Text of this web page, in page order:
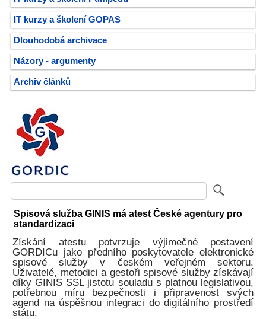
IT kurzy a školení GOPAS
Dlouhodobá archivace
Názory - argumenty
Archiv článků
Spisová služba GINIS má atest České agentury pro
standardizaci
Získání atestu potvrzuje výjimečné postavení
GORDICu jako předního poskytovatele elektronické
spisové služby v českém veřejném sektoru.
Uživatelé, metodici a gestoři spisové služby získávají
díky GINIS SSL jistotu souladu s platnou legislativou,
potřebnou míru bezpečnosti i připravenost svých
agend na úspěšnou integraci do digitálního prostředí
státu.